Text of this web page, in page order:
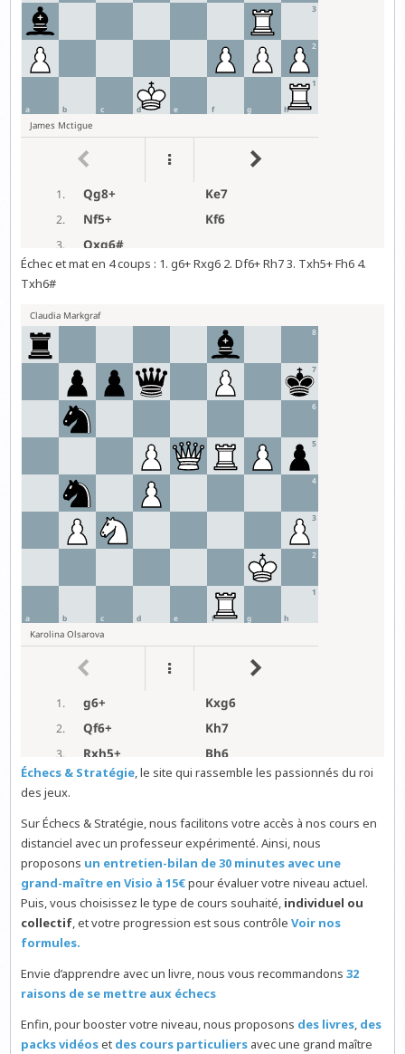
Échec et mat en 4 coups : 1. g6+ Rxg6 2. Df6+ Rh7 3. Txh5+ Fh6 4.
Txh6#
Échecs & Stratégie, le site qui rassemble les passionnés du roi
des jeux.
Sur Échecs & Stratégie, nous facilitons votre accès à nos cours en
distanciel avec un professeur expérimenté. Ainsi, nous
proposons un entretien-bilan de 30 minutes avec une
grand-maître en Visio à 15€pour évaluer votre niveau actuel.
Puis, vous choisissez le type de cours souhaité, individuel ou
collectif, et votre progression est sous contrôleVoir nos
formules.
Envie d’apprendre avec un livre, nous vous recommandons32
raisons de se mettre aux échecs
Enfin, pour booster votre niveau, nous proposons des livres, des
packs vidéoset des cours particuliers avec une grand maître